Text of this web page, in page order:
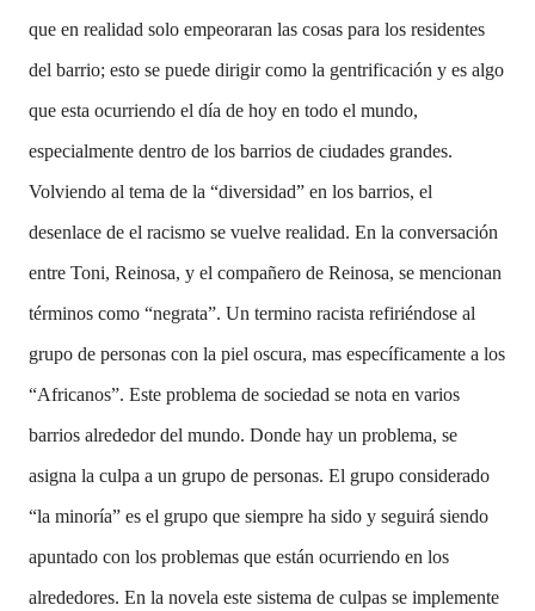
que en realidad solo empeoraran las cosas para los residentes
del barrio; esto se puede dirigir como la gentrificación y es algo
que esta ocurriendo el día de hoy en todo el mundo,
especialmente dentro de los barrios de ciudades grandes.
Volviendo al tema de la “diversidad” en los barrios, el
desenlace de el racismo se vuelve realidad. En la conversación
entre Toni, Reinosa, y el compañero de Reinosa, se mencionan
términos como “negrata”. Un termino racista refiriéndose al
grupo de personas con la piel oscura, mas específicamente a los
“Africanos”. Este problema de sociedad se nota en varios
barrios alrededor del mundo. Donde hay un problema, se
asigna la culpa a un grupo de personas. El grupo considerado
“la minoría” es el grupo que siempre ha sido y seguirá siendo
apuntado con los problemas que están ocurriendo en los
alrededores. En la novela este sistema de culpas se implemente